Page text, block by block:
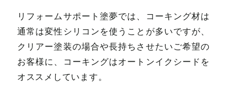
リフォームサポート塗夢では、コーキング材は
通常は変性シリコンを使うことが多いですが、
クリアー塗装の場合や長持ちさせたいご希望の
お客様に、コーキングはオートンイクシードを
オススメしています。